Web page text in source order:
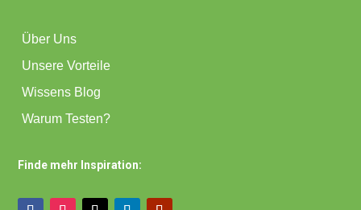
Über Uns
Unsere Vorteile
Wissens Blog
Warum Testen?
Finde mehr Inspiration: